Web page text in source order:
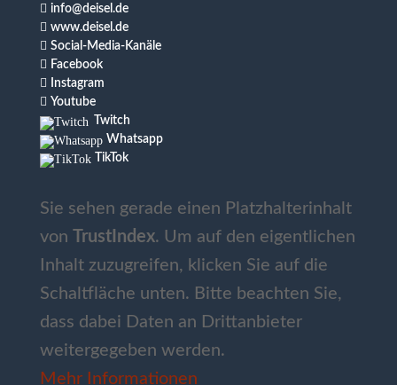
 info@deisel.de
 www.deisel.de
 Social-Media-Kanäle
 Facebook
 Instagram
 Youtube
Twitch
Whatsapp
TikTok
Sie sehen gerade einen Platzhalterinhalt
von TrustIndex. Um auf den eigentlichen
Inhalt zuzugreifen, klicken Sie auf die
Schaltfläche unten. Bitte beachten Sie,
dass dabei Daten an Drittanbieter
weitergegeben werden.
Mehr Informationen